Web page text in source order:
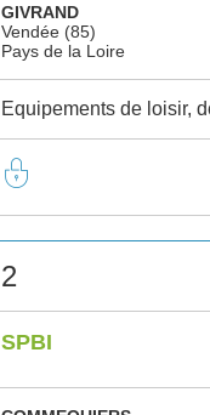
GIVRAND
Vendée (85)
Pays de la Loire
Equipements de loisir,
2
SPBI